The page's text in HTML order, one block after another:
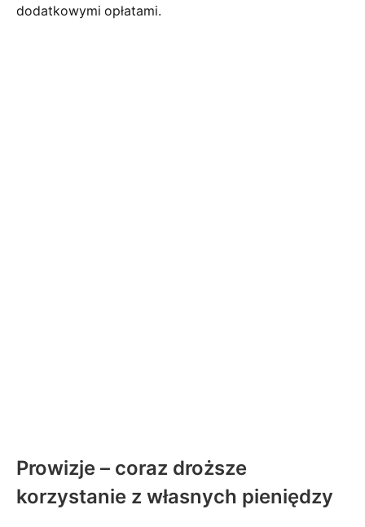
dodatkowymi opłatami.
Prowizje – coraz droższe
korzystanie z własnych pieniędzy